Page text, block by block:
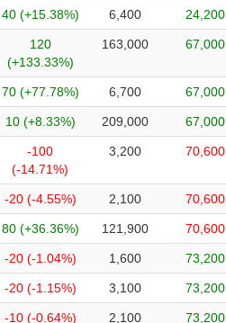
40 (+15.38%) 6,400 24,200
120
(+133.33%)
163,000 67,000
70 (+77.78%) 6,700 67,000
10 (+8.33%) 209,000 67,000
-100
(-14.71%)
3,200 70,600
-20 (-4.55%) 2,100 70,600
80 (+36.36%) 121,900 70,600
-20 (-1.04%) 1,600 73,200
-20 (-1.15%) 3,100 73,200
-10 (-0.64%) 2,100 73,200